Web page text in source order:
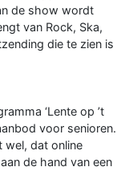
de show wordt
van Rock, Ska,
die te zien is
‘Lente op ’t
voor senioren.
wel, dat online
de hand van een